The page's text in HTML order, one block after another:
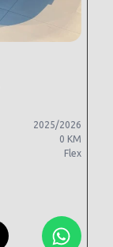
2025/2026
0 KM
Flex